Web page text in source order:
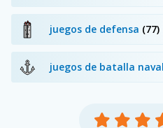
juegos de defensa (77)
juegos de batalla naval